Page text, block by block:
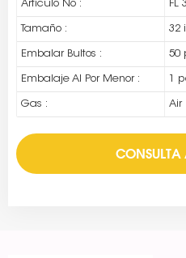
Artículo No : FL
Tamaño : 32
Embalar Bultos : 50
Embalaje Al Por Menor : 1
Gas : Air